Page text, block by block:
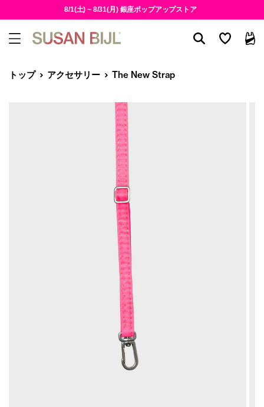
8/1(土) ~ 8/31(月) 銀座ポップアップストア
トップ アクセサリー The New Strap